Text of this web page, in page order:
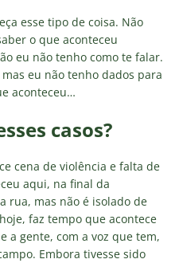
esse tipo de coisa. Não
o que aconteceu
eu não tenho como te falar.
eu não tenho dados para
aconteceu…
casos?
cena de violência e falta de
aqui, na final da
rua, mas não é isolado de
faz tempo que acontece
a gente, com a voz que tem,
Embora tivesse sido